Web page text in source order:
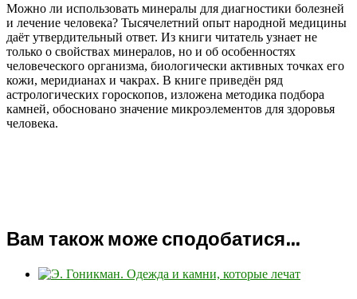
Можно ли использовать минералы для диагностики болезней
и лечение человека? Тысячелетний опыт народной медицины
даёт утвердительный ответ. Из книги читатель узнает не
только о свойствах минералов, но и об особенностях
человеческого организма, биологически активных точках его
кожи, меридианах и чакрах. В книге приведён ряд
астрологических гороскопов, изложена методика подбора
камней, обосновано значение микроэлементов для здоровья
человека.
Вам також може сподобатися…